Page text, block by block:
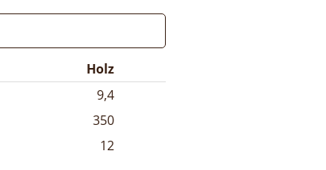
Holz
9,4
350
12